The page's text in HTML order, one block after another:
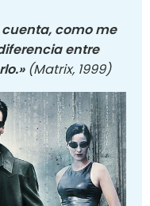
como me
entre
(Matrix, 1999)